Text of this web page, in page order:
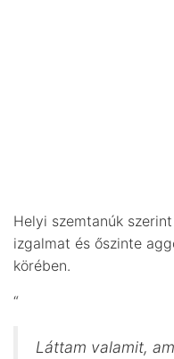
Helyi szemtanúk
izgalmat és őszinte
körében.
“
Láttam valamit,